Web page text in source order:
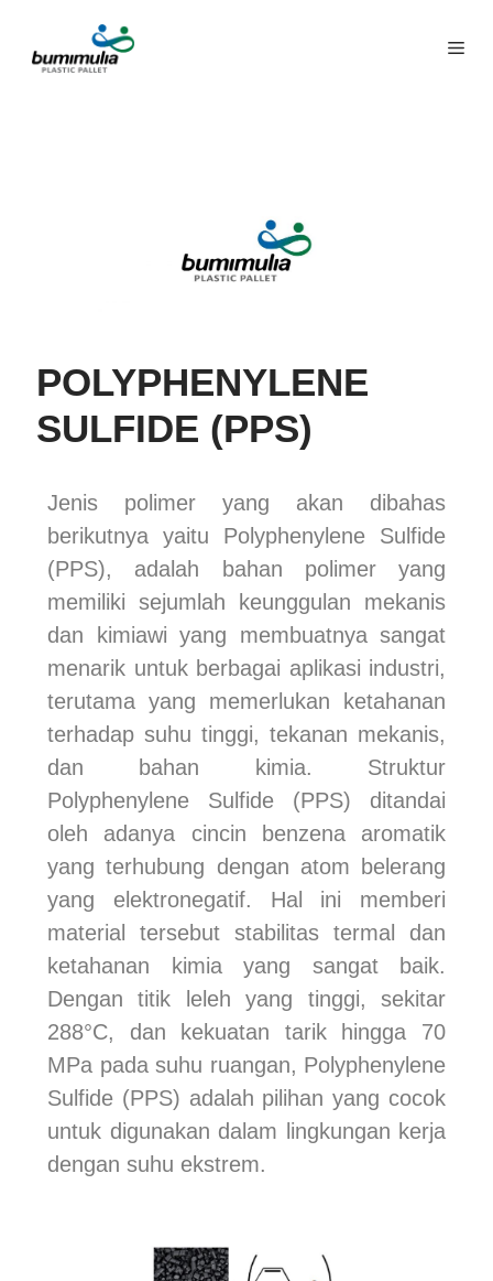
POLYPHENYLENE
SULFIDE (PPS)
Jenis polimer yang akan dibahas
berikutnya yaitu Polyphenylene Sulfide
(PPS), adalah bahan polimer yang
memiliki sejumlah keunggulan mekanis
dan kimiawi yang membuatnya sangat
menarik untuk berbagai aplikasi industri,
terutama yang memerlukan ketahanan
terhadap suhu tinggi, tekanan mekanis,
dan bahan kimia. Struktur
Polyphenylene Sulfide (PPS) ditandai
oleh adanya cincin benzena aromatik
yang terhubung dengan atom belerang
yang elektronegatif. Hal ini memberi
material tersebut stabilitas termal dan
ketahanan kimia yang sangat baik.
Dengan titik leleh yang tinggi, sekitar
288°C, dan kekuatan tarik hingga 70
MPa pada suhu ruangan, Polyphenylene
Sulfide (PPS) adalah pilihan yang cocok
untuk digunakan dalam lingkungan kerja
dengan suhu ekstrem.